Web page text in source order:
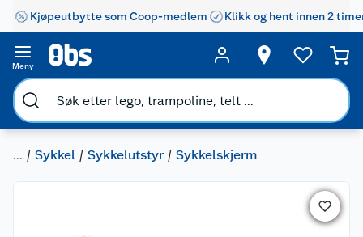
Kjøpeutbytte som Coop-medlem Klikk og hent innen 2
Meny
... Sykkel Sykkelutstyr Sykkelskjerm